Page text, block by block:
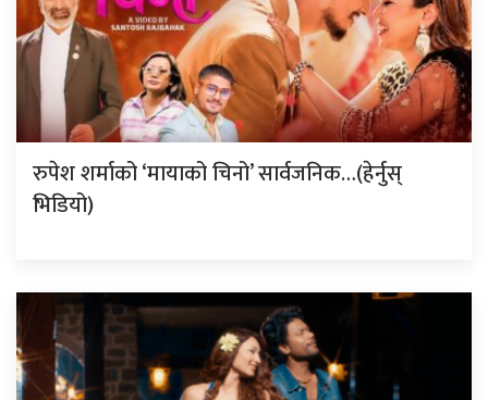
रुपेश शर्माको ‘मायाको चिनो’ सार्वजनिक…(हेर्नुस्
भिडियो)